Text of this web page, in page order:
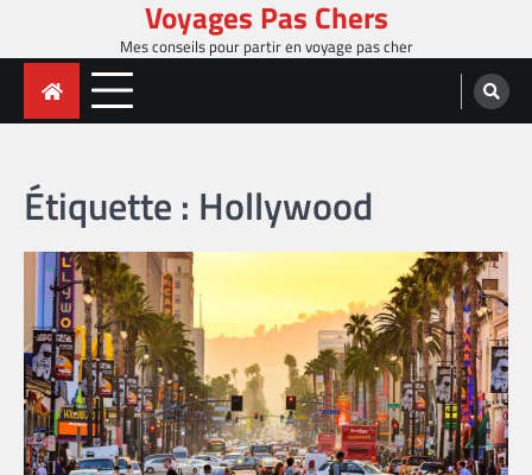
content
Voyages Pas Chers
Mes conseils pour partir en voyage pas cher
Étiquette : Hollywood